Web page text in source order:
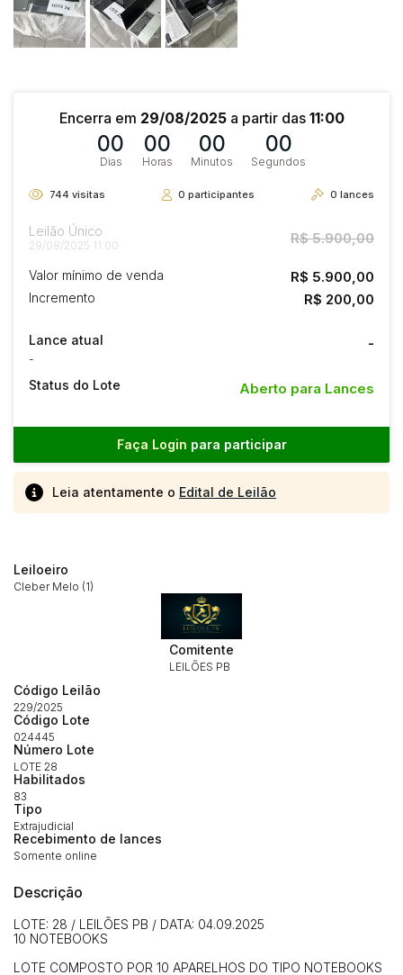
Encerra em 29/08/2025a partir das 11:00
00
Dias
00
Horas
00
Minutos
00
Segundos
744 visitas 0 participantes 0 lances
Leilão Único
29/08/2025 11:00 R$ 5.900,00
Valor mínimo de venda R$ 5.900,00
Incremento R$ 200,00
Lance atual
-
-
Status do Lote Aberto para Lances
Faça Login para participar
Leia atentamente o Edital de Leilão
Leiloeiro
Cleber Melo (1)
Comitente
LEILÕES PB
Código Leilão
229/2025
Código Lote
024445
Número Lote
LOTE 28
Habilitados
83
Tipo
Extrajudicial
Recebimento de lances
Somente online
Descrição
LOTE: 28 / LEILÕES PB / DATA: 04.09.2025
10 NOTEBOOKS
LOTE COMPOSTO POR 10 APARELHOS DO TIPO NOTEBOOKS
Envie sua Proposta
Histórico de Propostas
Data
Clique aqui para fazer login
Habilite-se para efetuar lances ou